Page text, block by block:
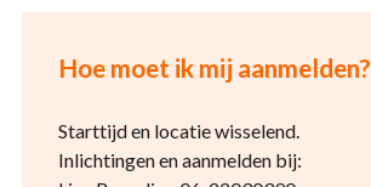
Hoe moet ik mij aanmelden?
Starttijd en locatie wisselend.
Inlichtingen en aanmelden bij: